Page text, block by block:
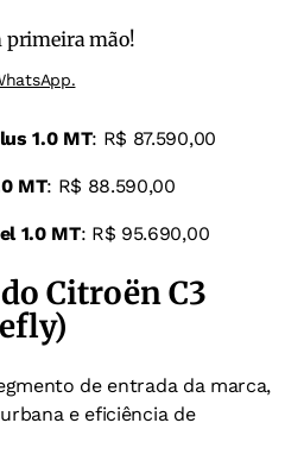
primeira mão!
1.0 MT: R$ 87.590,00
MT: R$ 88.590,00
1.0 MT: R$ 95.690,00
Citroën C3
de entrada da marca,
e eficiência de